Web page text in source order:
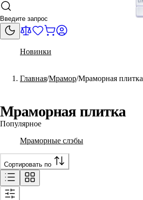
Новинки
Главная Мрамор Мраморная плитка
Мраморная плитка
Популярное
Мраморные слэбы
Сортировать по